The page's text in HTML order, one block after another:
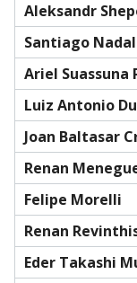
Aleksandr
Santiago
Ariel Suassuna
Luiz Antonio
Joan Baltasar
Renan
Felipe Morelli
Renan
Eder Takashi